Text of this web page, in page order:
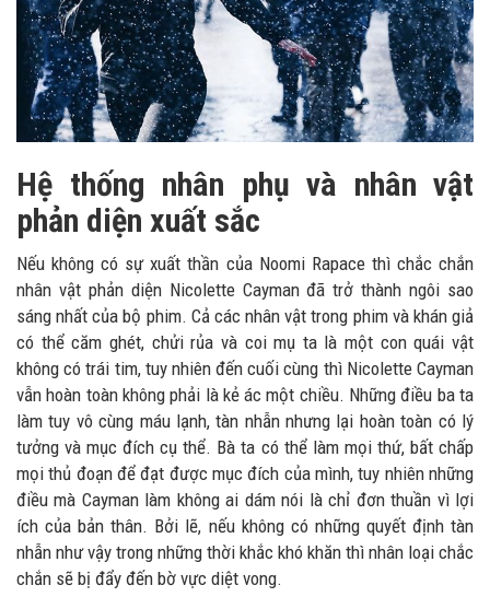
Hệ thống nhân phụ và nhân vật
phản diện xuất sắc
Nếu không có sự xuất thần của Noomi Rapace thì chắc chắn
nhân vật phản diện Nicolette Cayman đã trở thành ngôi sao
sáng nhất của bộ phim. Cả các nhân vật trong phim và khán giả
có thể căm ghét, chửi rủa và coi mụ ta là một con quái vật
không có trái tim, tuy nhiên đến cuối cùng thì Nicolette Cayman
vẫn hoàn toàn không phải là kẻ ác một chiều. Những điều ba ta
làm tuy vô cùng máu lạnh, tàn nhẫn nhưng lại hoàn toàn có lý
tưởng và mục đích cụ thể. Bà ta có thể làm mọi thứ, bất chấp
mọi thủ đoạn để đạt được mục đích của mình, tuy nhiên những
điều mà Cayman làm không ai dám nói là chỉ đơn thuần vì lợi
ích của bản thân. Bởi lẽ, nếu không có những quyết định tàn
nhẫn như vậy trong những thời khắc khó khăn thì nhân loại chắc
chắn sẽ bị đẩy đến bờ vực diệt vong.